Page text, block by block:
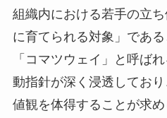
組織内における若手の立
に育てられる対象」であ
「コマツウェイ」と呼ば
動指針が深く浸透してお
値観を体得することが求